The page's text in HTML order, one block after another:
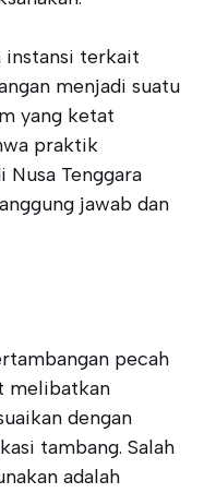
instansi terkait
menjadi suatu
yang ketat
praktik
Nusa Tenggara
jawab dan
pecah
melibatkan
dengan
tambang. Salah
adalah